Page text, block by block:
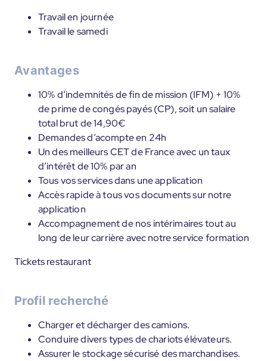
Travail en journée
Travail le samedi
Avantages
10% d’indemnités de fin de mission (IFM) + 10%
de prime de congés payés (CP), soit un salaire
total brut de 14,90€
Demandes d’acompte en 24h
Un des meilleurs CET de France avec un taux
d’intérêt de 10% par an
Tous vos services dans une application
Accès rapide à tous vos documents sur notre
application
Accompagnement de nos intérimaires tout au
long de leur carrière avec notre service formation
Tickets restaurant
Profil recherché
Charger et décharger des camions.
Conduire divers types de chariots élévateurs.
Assurer le stockage sécurisé des marchandises.